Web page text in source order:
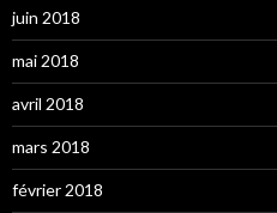
juin 2018
mai 2018
avril 2018
mars 2018
février 2018